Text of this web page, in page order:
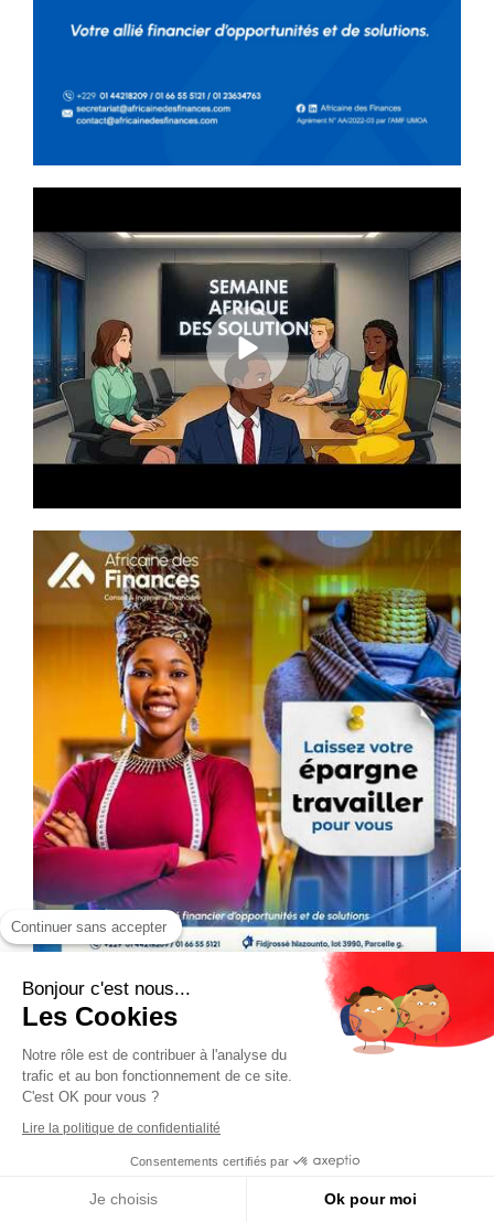
Continuer sans accepter
Bonjour c'est nous...
Les Cookies
Notre rôle est de contribuer à l'analyse du
trafic et au bon fonctionnement de ce site.
C'est OK pour vous ?
Lire la politique de confidentialité
Consentements certifiés par
Je choisis Ok pour moi